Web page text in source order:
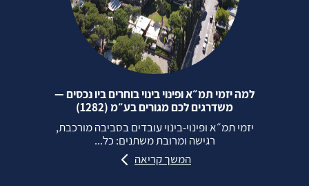
למה יזמי תמ״א ופינוי בינוי בוחרים ביו נכסים —
משדרגים לכם מגורים בע״מ (1282)
יזמי תמ״א ופינוי‑בינוי עובדים בסביבה מורכבת,
רגישה ומרובת משתנים: כל...
המשך קריאה